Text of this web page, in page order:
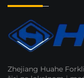
Zhejiang Huahe